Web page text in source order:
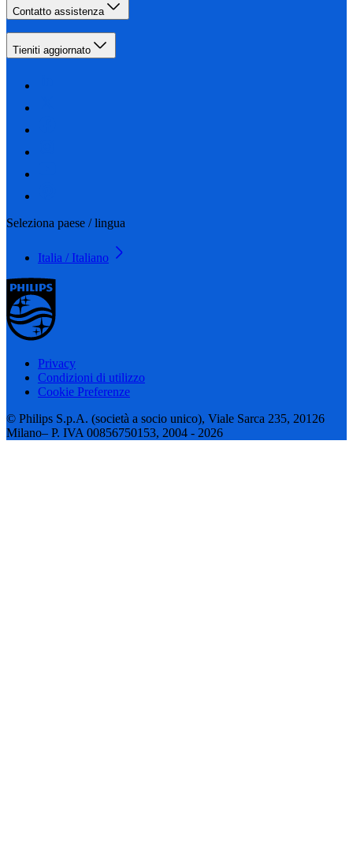
Contatto assistenza
Tieniti aggiornato
Seleziona paese / lingua
Italia / Italiano
Privacy
Condizioni di utilizzo
Cookie Preferenze
© Philips S.p.A. (società a socio unico), Viale Sarca 235, 20126
Milano– P. IVA 00856750153, 2004 - 2026